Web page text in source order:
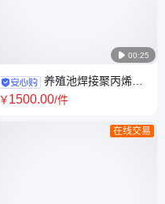
 00:25
养殖池焊接聚丙烯环
保塑料鱼池 加工定制耐酸碱PP
￥1500.00/件
在线交易